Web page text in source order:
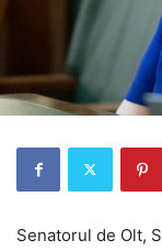
Senatorul de Olt,